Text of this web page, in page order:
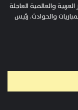
والعالمية العاجلة
والحوادث. رئيس